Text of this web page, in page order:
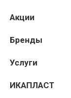
Акции
Бренды
Услуги
ИКАПЛАСТ